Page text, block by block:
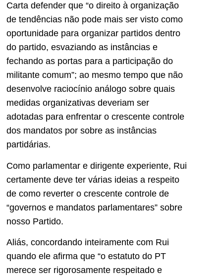
Carta defender que “o direito à organização
de tendências não pode mais ser visto como
oportunidade para organizar partidos dentro
do partido, esvaziando as instâncias e
fechando as portas para a participação do
militante comum”; ao mesmo tempo que não
desenvolve raciocínio análogo sobre quais
medidas organizativas deveriam ser
adotadas para enfrentar o crescente controle
dos mandatos por sobre as instâncias
partidárias.
Como parlamentar e dirigente experiente, Rui
certamente deve ter várias ideias a respeito
de como reverter o crescente controle de
“governos e mandatos parlamentares” sobre
nosso Partido.
Aliás, concordando inteiramente com Rui
quando ele afirma que “o estatuto do PT
merece ser rigorosamente respeitado e